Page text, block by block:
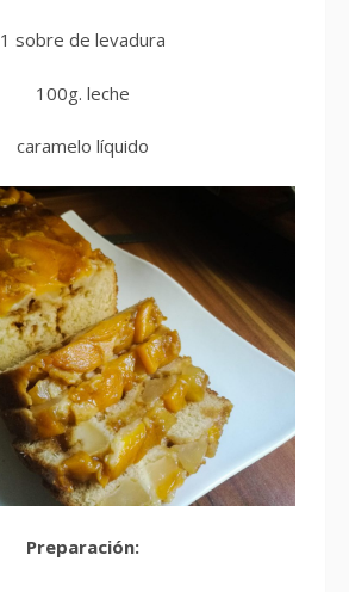
1 sobre de levadura
100g. leche
caramelo líquido
Preparación: